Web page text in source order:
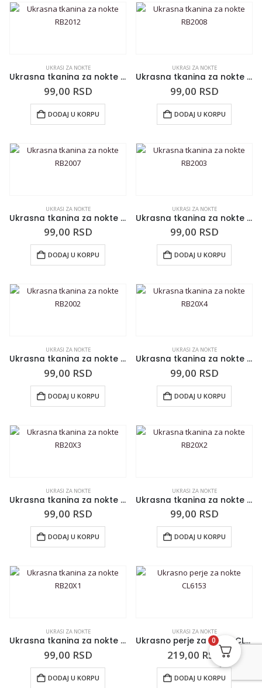
UKRASI ZA NOKTE
Ukrasna tkanina za nokte RB2012
99,00 RSD
DODAJ U KORPU
UKRASI ZA NOKTE
Ukrasna tkanina za nokte RB2008
99,00 RSD
DODAJ U KORPU
UKRASI ZA NOKTE
Ukrasna tkanina za nokte RB2007
99,00 RSD
DODAJ U KORPU
UKRASI ZA NOKTE
Ukrasna tkanina za nokte RB2003
99,00 RSD
DODAJ U KORPU
UKRASI ZA NOKTE
Ukrasna tkanina za nokte RB2002
99,00 RSD
DODAJ U KORPU
UKRASI ZA NOKTE
Ukrasna tkanina za nokte RB20X4
99,00 RSD
DODAJ U KORPU
UKRASI ZA NOKTE
Ukrasna tkanina za nokte RB20X3
99,00 RSD
DODAJ U KORPU
UKRASI ZA NOKTE
Ukrasna tkanina za nokte RB20X2
99,00 RSD
DODAJ U KORPU
UKRASI ZA NOKTE
Ukrasna tkanina za nokte RB20X1
99,00 RSD
DODAJ U KORPU
UKRASI ZA NOKTE
Ukrasno perje za nokte CL6153
219,00 RSD
DODAJ U KORPU
0